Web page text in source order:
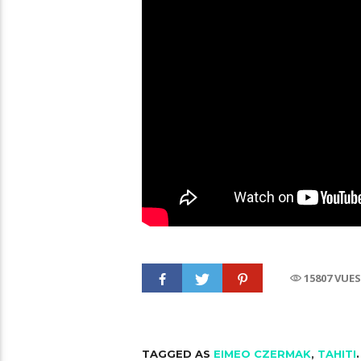
15807 VUES
TAGGED AS EIMEO CZERMAK, TAHITI.